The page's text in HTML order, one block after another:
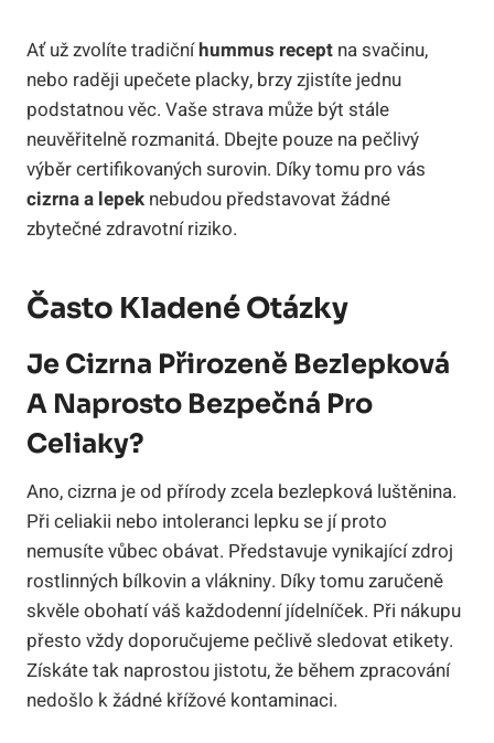
Ať už zvolíte tradičníhummus recept na svačinu,
nebo raději upečete placky, brzy zjistíte jednu
podstatnou věc. Vaše strava může být stále
neuvěřitelně rozmanitá. Dbejte pouze na pečlivý
výběr certifikovaných surovin. Díky tomu pro vás
cizrna a lepek nebudou představovat žádné
zbytečné zdravotní riziko.
Často Kladené Otázky
Je Cizrna Přirozeně Bezlepková
A Naprosto Bezpečná Pro
Celiaky?
Ano, cizrna je od přírody zcela bezlepková luštěnina.
Při celiakii nebo intoleranci lepku se jí proto
nemusíte vůbec obávat. Představuje vynikající zdroj
rostlinných bílkovin a vlákniny. Díky tomu zaručeně
skvěle obohatí váš každodenní jídelníček. Při nákupu
přesto vždy doporučujeme pečlivě sledovat etikety.
Získáte tak naprostou jistotu, že během zpracování
nedošlo k žádné křížové kontaminaci.